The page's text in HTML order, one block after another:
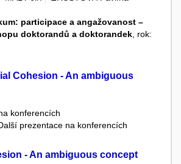
participace a angažovanost –
doktorandů a doktorandek , rok:
Cohesion - An ambiguous
konferencích
prezentace na konferencích
- An ambiguous concept